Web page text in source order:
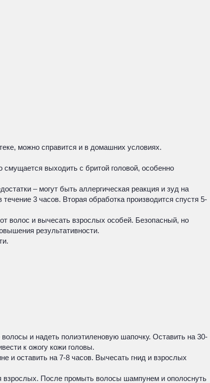
можно справится и в домашних условиях.
выходить с бритой головой, особенно
– могут быть аллергическая реакция и зуд на
3 часов. Вторая обработка производится спустя 5-
волос и вычесать взрослых особей. Безопасный, но
результативности.
и надеть полиэтиленовую шапочку. Оставить на 30-
к ожогу кожи головы.
и оставить на 7-8 часов. Вычесать гнид и взрослых
взрослых. После промыть волосы шампунем и ополоснуть